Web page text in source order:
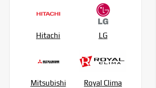
Hisense AS-
07HW4RLRKC00A
23 490
Hitachi LG
Mitsubishi
Royal Clima